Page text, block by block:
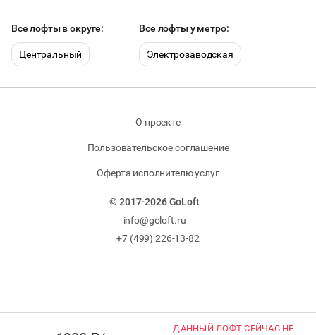
ДАННЫЙ ЛОФТ СЕЙЧАС НЕ
Все лофты в округе:
Центральный
Все лофты у метро:
Электрозаводская
О проекте
Пользовательское соглашение
Оферта исполнителю услуг
© 2017-2026 GoLoft
info@goloft.ru
+7 (499) 226-13-82